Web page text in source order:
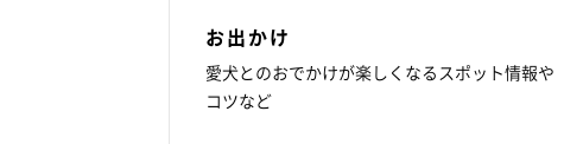
お出かけ
愛犬とのおでかけが楽しくなるスポット情報や
コツなど